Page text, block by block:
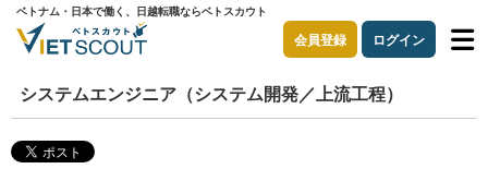
ベトナム・日本で働く、日越転職ならベトスカウト
会員登録 ログイン
システムエンジニア（システム開発／上流工程）